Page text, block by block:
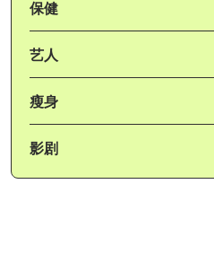
保健
艺人
瘦身
影剧